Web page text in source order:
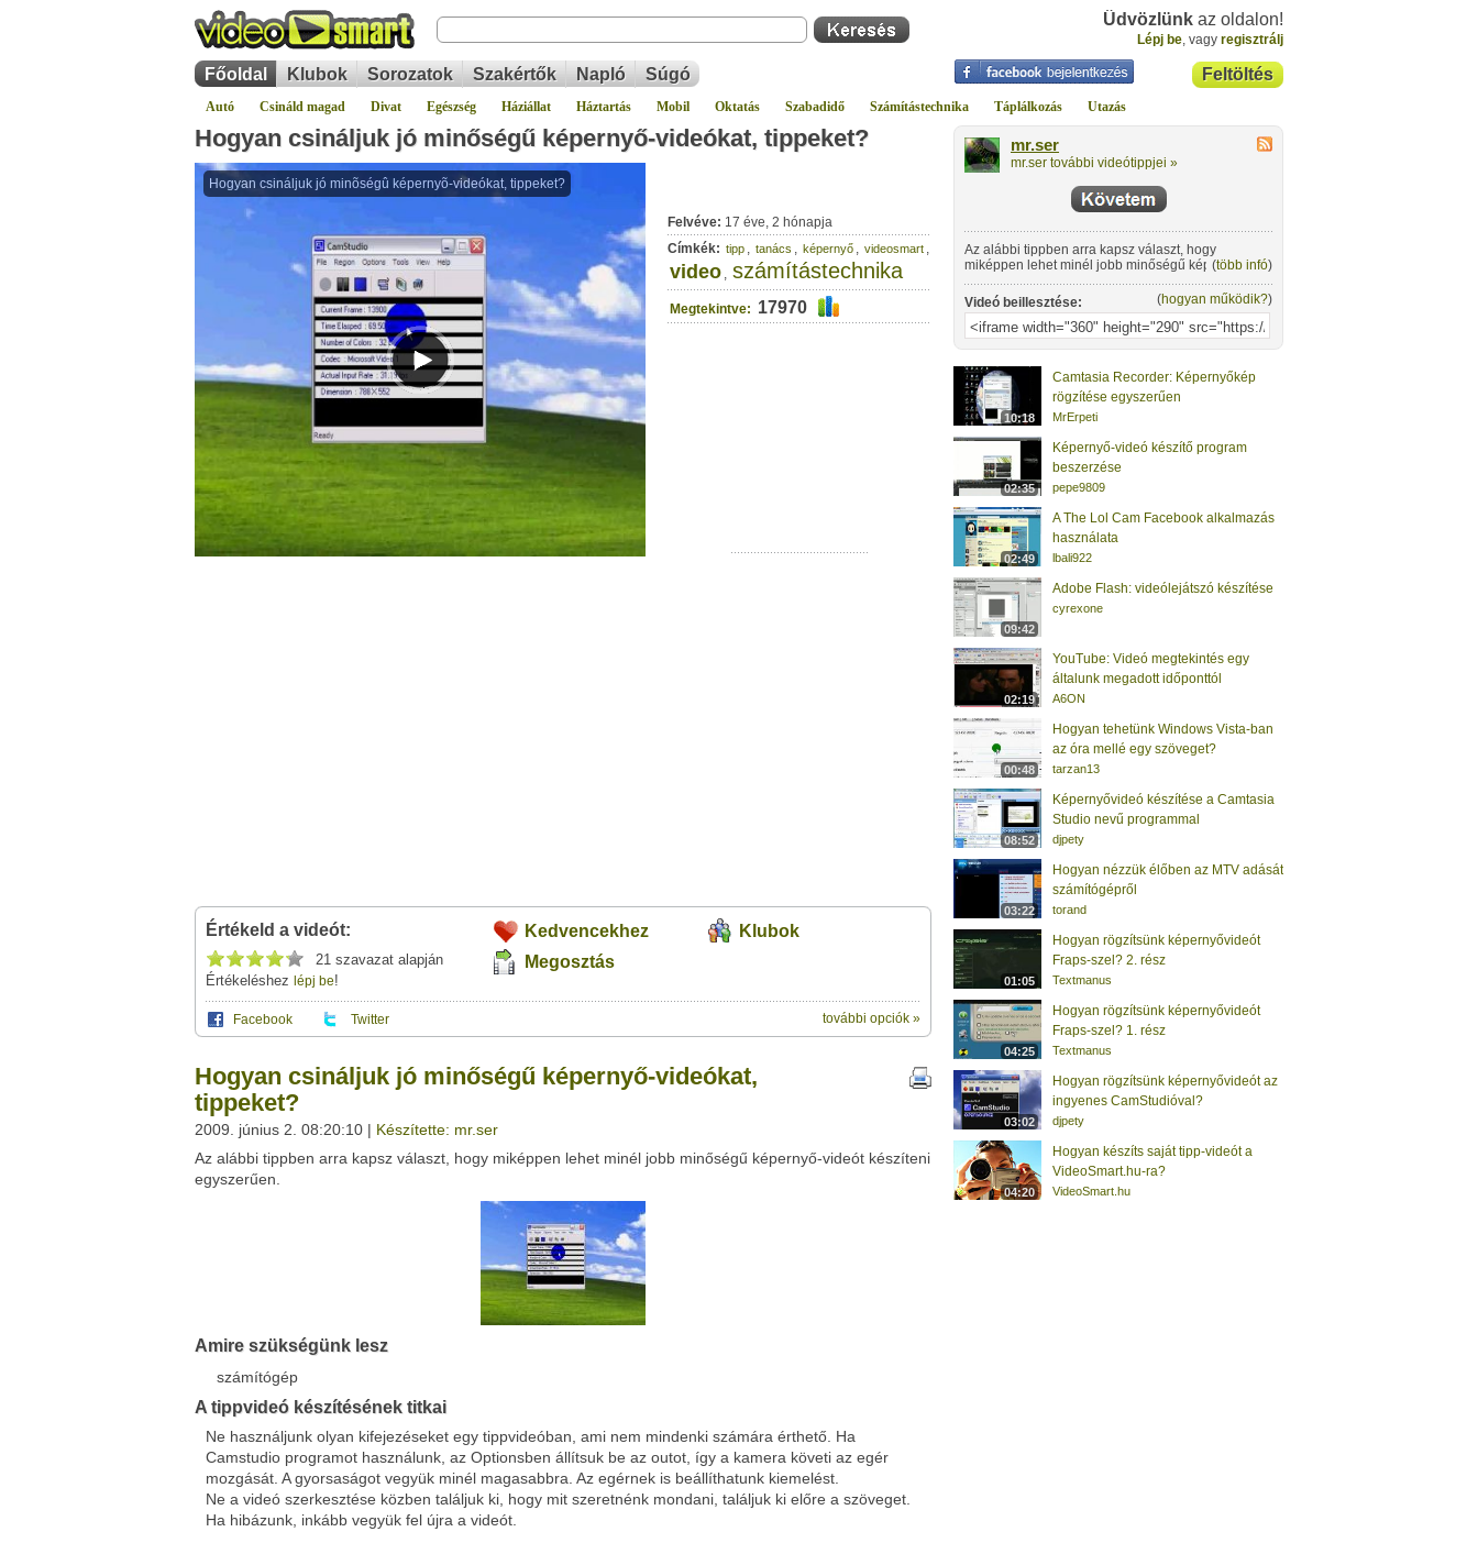
Üdvözlünk az oldalon!
Lépj be, vagy regisztrálj
Feltöltés
Főoldal Klubok Sorozatok Szakértők Napló Súgó
Autó Csináld magad Divat Egészség Háziállat Háztartás Mobil Oktatás Szabadidő Számítástechnika Táplálkozás Utazás
Hogyan csináljuk jó minőségű képernyő-videókat, tippeket?
Felvéve: 17 éve, 2 hónapja
Címkék: tipp , tanács , képernyő , videosmart ,
video , számítástechnika
Megtekintve: 17970
Értékeld a videót:
21 szavazat alapján
Értékeléshez lépj be!
Kedvencekhez
Klubok
Megosztás
Facebook Twitter további opciók »
használhatod a saját leveleződet, vagyezt a felületet:
Neved:
Címzett e-mail címe:
Google
Ez a videó nem még nem tartozik egy klubhoz sem.
Ha van egy kis időd,nézz szét meglévő klubjaink között
Hogyan csináljuk jó minőségű képernyő-videókat,
tippeket?
2009. június 2. 08:20:10 | Készítette: mr.ser
Az alábbi tippben arra kapsz választ, hogy miképpen lehet minél jobb minőségű képernyő-videót készíteni
egyszerűen.
Amire szükségünk lesz
számítógép
A tippvideó készítésének titkai
Ne használjunk olyan kifejezéseket egy tippvideóban, ami nem mindenki számára érthető. Ha
Camstudio programot használunk, az Optionsben állítsuk be az outot, így a kamera követi az egér
mozgását. A gyorsaságot vegyük minél magasabbra. Az egérnek is beállíthatunk kiemelést.
Ne a videó szerkesztése közben találjuk ki, hogy mit szeretnénk mondani, találjuk ki előre a szöveget.
Ha hibázunk, inkább vegyük fel újra a videót.
mr.ser
mr.ser további videótippjei »
Az alábbi tippben arra kapsz választ, hogy
miképpen lehet minél jobb minőségű képernyő-
videót készíteni egyszerűen.
(több infó)
Videó beillesztése: (hogyan működik?)
10:18
Camtasia Recorder: Képernyőkép
rögzítése egyszerűen
MrErpeti
02:35
Képernyő-videó készítő program
beszerzése
pepe9809
02:49
A The Lol Cam Facebook alkalmazás
használata
lbali922
09:42
Adobe Flash: videólejátszó készítése
cyrexone
02:19
YouTube: Videó megtekintés egy
általunk megadott időponttól
A6ON
00:48
Hogyan tehetünk Windows Vista-ban
az óra mellé egy szöveget?
tarzan13
08:52
Képernyővideó készítése a Camtasia
Studio nevű programmal
djpety
03:22
Hogyan nézzük élőben az MTV adását
számítógépről
torand
01:05
Hogyan rögzítsünk képernyővideót
Fraps-szel? 2. rész
Textmanus
04:25
Hogyan rögzítsünk képernyővideót
Fraps-szel? 1. rész
Textmanus
03:02
Hogyan rögzítsünk képernyővideót az
ingyenes CamStudióval?
djpety
04:20
Hogyan készíts saját tipp-videót a
VideoSmart.hu-ra?
VideoSmart.hu